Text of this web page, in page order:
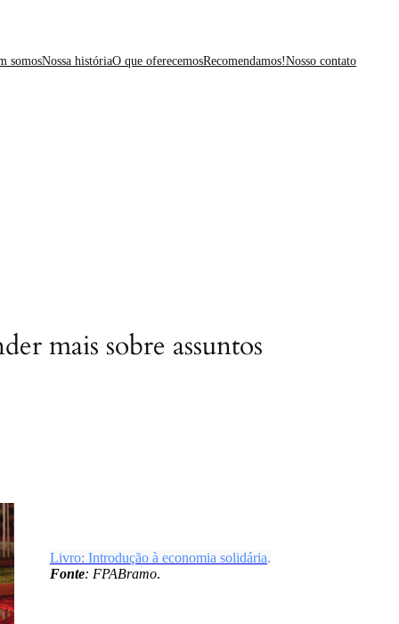
somosNossa históriaO que oferecemosRecomendamos!Nosso contato
mais sobre assuntos
Livro: Introdução à economia solidária.
Fonte: FPABramo.